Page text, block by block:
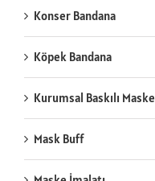
Konser Bandana
Köpek Bandana
Kurumsal Baskılı Maske
Mask Buff